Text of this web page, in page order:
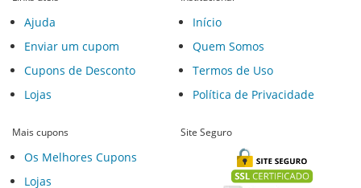
Ajuda
Enviar um cupom
Cupons de Desconto
Lojas
Início
Quem Somos
Termos de Uso
Política de Privacidade
Mais cupons
Os Melhores Cupons
Lojas
Site Seguro